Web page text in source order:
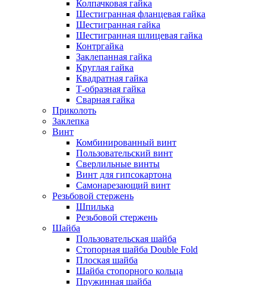
Колпачковая гайка
Шестигранная фланцевая гайка
Шестигранная гайка
Шестигранная шлицевая гайка
Контргайка
Заклепанная гайка
Круглая гайка
Квадратная гайка
Т-образная гайка
Сварная гайка
Приколоть
Заклепка
Винт
Комбинированный винт
Пользовательский винт
Сверлильные винты
Винт для гипсокартона
Самонарезающий винт
Резьбовой стержень
Шпилька
Резьбовой стержень
Шайба
Пользовательская шайба
Стопорная шайба Double Fold
Плоская шайба
Шайба стопорного кольца
Пружинная шайба